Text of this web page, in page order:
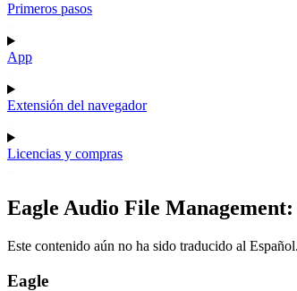
Primeros pasos
App
Extensión del navegador
Licencias y compras
Eagle Audio File
Este contenido aún no ha sido traducido al
Eagle